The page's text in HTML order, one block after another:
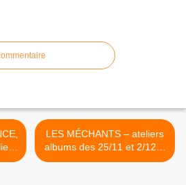
LES MÉCHANTS – ateliers
albums des 25/11 et 2/12…
l’année dernière ! >